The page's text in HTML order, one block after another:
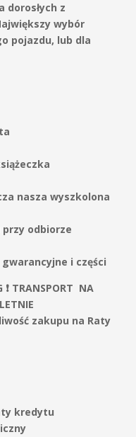
dorosłych z
wybór
pojazdu, lub dla
nasza wyszkolona
przy odbiorze
i części
❗️ TRANSPORT NA
zakupu na Raty
kredytu